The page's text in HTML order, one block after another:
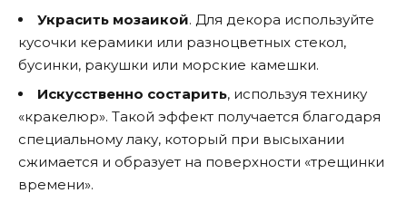
Украсить мозаикой. Для декора используйте
кусочки керамики или разноцветных стекол,
бусинки, ракушки или морские камешки.
Искусственно состарить, используя технику
«кракелюр». Такой эффект получается благодаря
специальному лаку, который при высыхании
сжимается и образует на поверхности «трещинки
времени».